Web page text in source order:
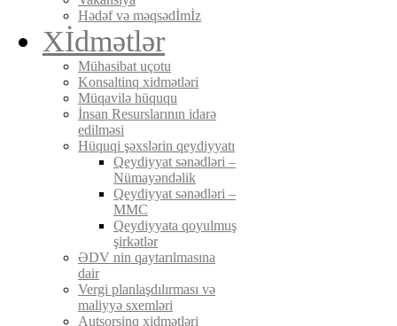
Hədəf və məqsədİmİz
Xİdmətlər
Mühasibat uçotu
Konsaltinq xidmətləri
Müqavilə hüququ
İnsan Resurslarının idarə
edilməsi
Hüquqi şəxslərin qeydiyyatı
Qeydiyyat sənədləri –
Nümayəndəlik
Qeydiyyat sənədləri –
MMC
Qeydiyyata qoyulmuş
şirkətlər
ƏDV nin qaytarılmasına
dair
Vergi planlaşdılırması və
maliyyə sxemləri
Autsorsinq xidmətləri